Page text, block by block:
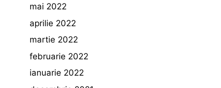
mai 2022
aprilie 2022
martie 2022
februarie 2022
ianuarie 2022